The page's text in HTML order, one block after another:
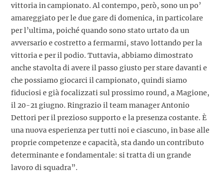
vittoria in campionato. Al contempo, però, sono un po’
amareggiato per le due gare di domenica, in particolare
per l’ultima, poiché quando sono stato urtato da un
avversario e costretto a fermarmi, stavo lottando per la
vittoria e per il podio. Tuttavia, abbiamo dimostrato
anche stavolta di avere il passo giusto per stare davanti e
che possiamo giocarci il campionato, quindi siamo
fiduciosi e già focalizzati sul prossimo round, a Magione,
il 20-21 giugno. Ringrazio il team manager Antonio
Dettori per il prezioso supporto e la presenza costante. È
una nuova esperienza per tutti noi e ciascuno, in base alle
proprie competenze e capacità, sta dando un contributo
determinante e fondamentale: si tratta di un grande
lavoro di squadra”.